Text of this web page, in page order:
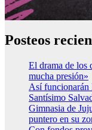
Posteos
El drama de los
mucha presión»
Así funcionarán
Santísimo
Gimnasia de
puntero en su